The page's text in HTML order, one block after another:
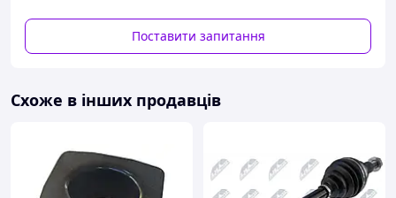
Поставити запитання
Схоже в інших продавців